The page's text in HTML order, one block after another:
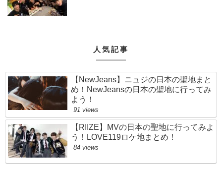
人気記事
【NewJeans】ニュジの日本の聖地まと
め！NewJeansの日本の聖地に行ってみ
よう！
91 views
【RIIZE】MVの日本の聖地に行ってみよ
う！LOVE119ロケ地まとめ！
84 views